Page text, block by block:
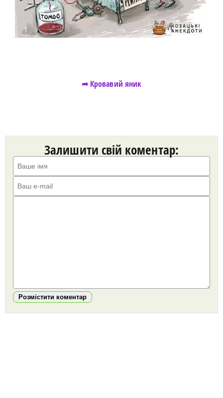
➦ Кровавий яник
Залишити свій коментар:
Розмістити коментар